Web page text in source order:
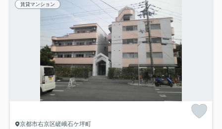
賃貸マンション
京都市右京区嵯峨石ケ坪町